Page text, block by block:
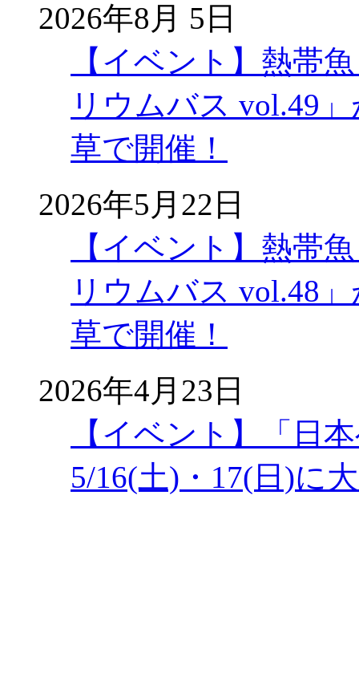
2026年8月 5日
【イベント】熱帯
リウムバス vol.49
草で開催！
2026年5月22日
【イベント】熱帯
リウムバス vol.48
草で開催！
2026年4月23日
【イベント】「日
5/16(土)・17(日)に